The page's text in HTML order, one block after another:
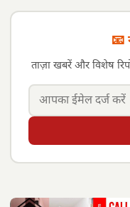
📧
ताज़ा खबरें और विशेष